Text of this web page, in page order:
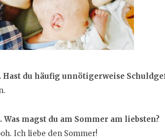
Hast du häufig unnötigerweise
Was magst du am Sommer am liebsten?
Ich liebe den Sommer!